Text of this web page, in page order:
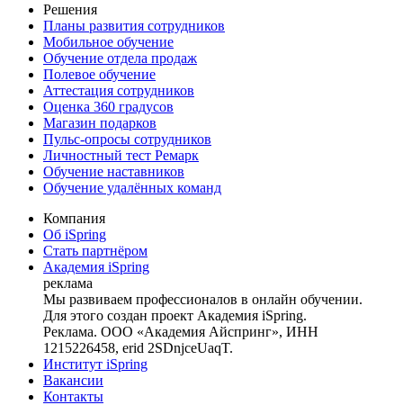
Решения
Планы развития сотрудников
Мобильное обучение
Обучение отдела продаж
Полевое обучение
Аттестация сотрудников
Оценка 360 градусов
Магазин подарков
Пульс-опросы сотрудников
Личностный тест Ремарк
Обучение наставников
Обучение удалённых команд
Компания
Об iSpring
Стать партнёром
Академия iSpring
реклама
Мы развиваем профессионалов в онлайн обучении.
Для этого создан проект Академия iSpring.
Реклама. ООО «Академия Айспринг», ИНН
1215226458, erid 2SDnjceUaqT.
Институт iSpring
Вакансии
Контакты